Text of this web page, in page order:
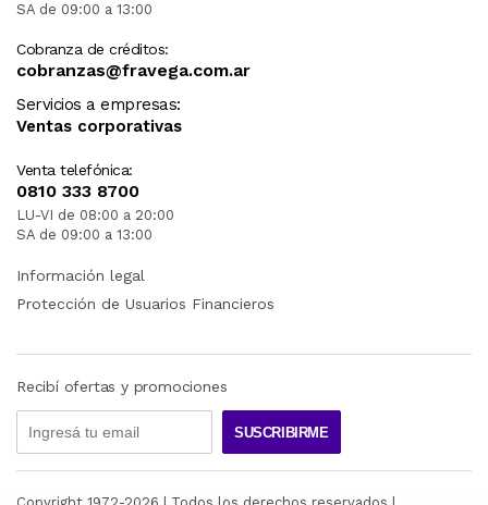
SA de 09:00 a 13:00
Cobranza de créditos:
cobranzas@fravega.com.ar
Servicios a empresas:
Ventas corporativas
Venta telefónica:
0810 333 8700
LU-VI de 08:00 a 20:00
SA de 09:00 a 13:00
Información legal
Protección de Usuarios Financieros
Recibí ofertas y promociones
SUSCRIBIRME